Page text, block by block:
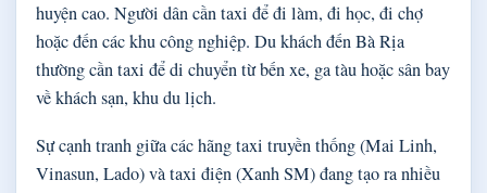
huyện cao. Người dân cần taxi để đi làm, đi học, đi chợ
hoặc đến các khu công nghiệp. Du khách đến Bà Rịa
thường cần taxi để di chuyển từ bến xe, ga tàu hoặc sân bay
về khách sạn, khu du lịch.
Sự cạnh tranh giữa các hãng taxi truyền thống (Mai Linh,
Vinasun, Lado) và taxi điện (Xanh SM) đang tạo ra nhiều